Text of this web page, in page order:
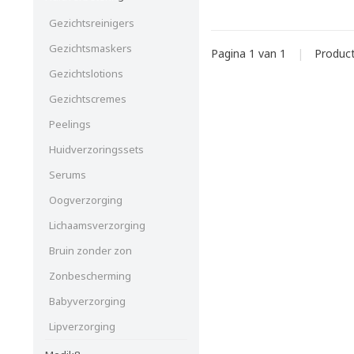
Gezichtsreinigers
Gezichtsmaskers
Gezichtslotions
Gezichtscremes
Peelings
Huidverzoringssets
Serums
Oogverzorging
Lichaamsverzorging
Bruin zonder zon
Zonbescherming
Babyverzorging
Lipverzorging
Pagina 1 van 1 |